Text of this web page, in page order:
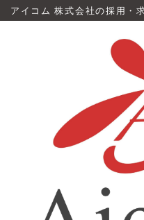
アイコム 株式会社の採用・